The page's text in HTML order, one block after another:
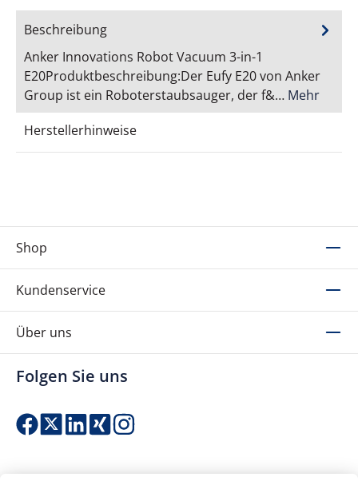
Beschreibung
Anker Innovations Robot Vacuum 3-in-1
E20Produktbeschreibung:Der Eufy E20 von Anker
Group ist ein Roboterstaubsauger, der f&… Mehr
Herstellerhinweise
Shop
Kundenservice
Über uns
Folgen Sie uns